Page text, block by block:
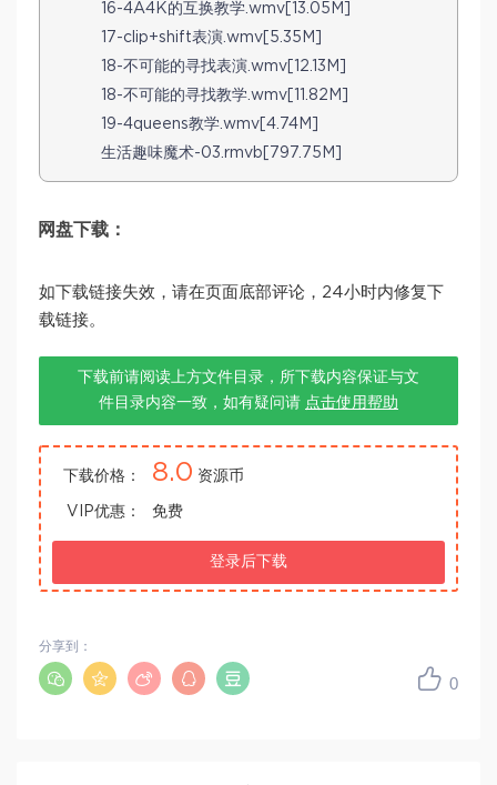
16-4A4K的互换教学.wmv[13.05M]
17-clip+shift表演.wmv[5.35M]
18-不可能的寻找表演.wmv[12.13M]
18-不可能的寻找教学.wmv[11.82M]
19-4queens教学.wmv[4.74M]
生活趣味魔术-03.rmvb[797.75M]
网盘下载：
如下载链接失效，请在页面底部评论，24小时内修复下
载链接。
下载前请阅读上方文件目录，所下载内容保证与文
件目录内容一致，如有疑问请 点击使用帮助
下载价格： 8.0 资源币
VIP优惠： 免费
登录后下载
0
分享到：